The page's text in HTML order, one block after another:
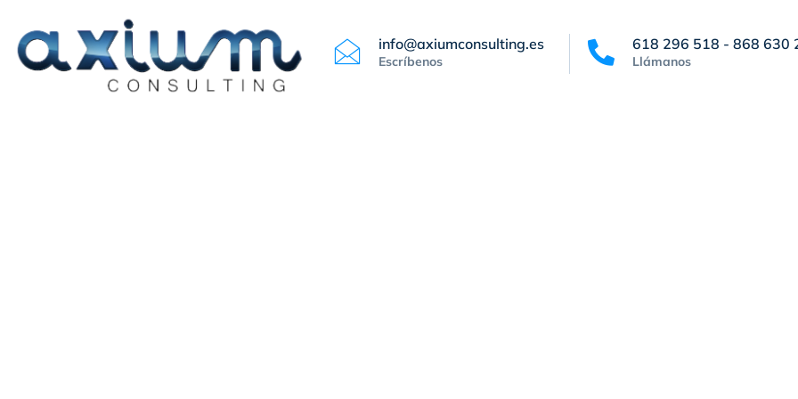
info@axiumconsulting.es
Escríbenos
618 296 518 - 868 630
Llámanos